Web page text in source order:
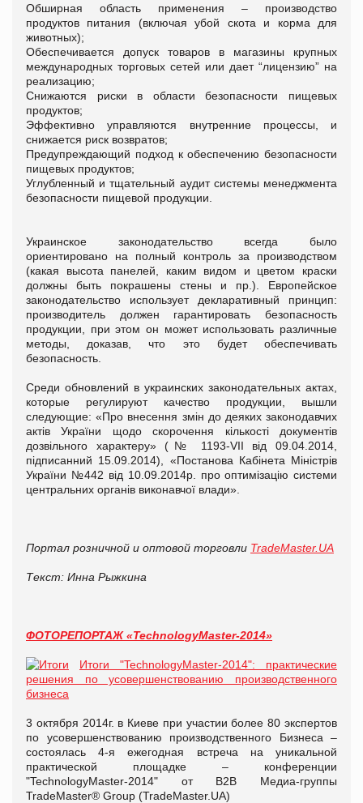
Обширная область применения – производство
продуктов питания (включая убой скота и корма для
животных);
Обеспечивается допуск товаров в магазины крупных
международных торговых сетей или дает “лицензию” на
реализацию;
Снижаются риски в области безопасности пищевых
продуктов;
Эффективно управляются внутренние процессы, и
снижается риск возвратов;
Предупреждающий подход к обеспечению безопасности
пищевых продуктов;
Углубленный и тщательный аудит системы менеджмента
безопасности пищевой продукции.
Украинское законодательство всегда было
ориентировано на полный контроль за производством
(какая высота панелей, каким видом и цветом краски
должны быть покрашены стены и пр.). Европейское
законодательство использует декларативный принцип:
производитель должен гарантировать безопасность
продукции, при этом он может использовать различные
методы, доказав, что это будет обеспечивать
безопасность.
Среди обновлений в украинских законодательных актах,
которые регулируют качество продукции, вышли
следующие: «Про внесення змін до деяких законодавчих
актів України щодо скорочення кількості документів
дозвільного характеру» (№ 1193-VII від 09.04.2014,
підписанний 15.09.2014), «Постанова Кабінета Міністрів
України №442 від 10.09.2014р. про оптимізацію системи
центральних органів виконавчої влади».
Портал розничной и оптовой торговли TradeMaster.UA
Текст: Инна Рыжкина
ФОТОРЕПОРТАЖ «TechnologyMaster-2014»
Итоги "TechnologyMaster-2014": практические
решения по усовершенствованию производственного
бизнеса
3 октября 2014г. в Киеве при участии более 80 экспертов
по усовершенствованию производственного Бизнеса –
состоялась 4-я ежегодная встреча на уникальной
практической площадке – конференции
"TechnologyMaster-2014" от В2В Медиа-группы
TradeMaster® Group (TradeMaster.UA)